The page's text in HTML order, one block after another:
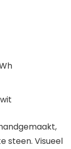
steen. Visueel